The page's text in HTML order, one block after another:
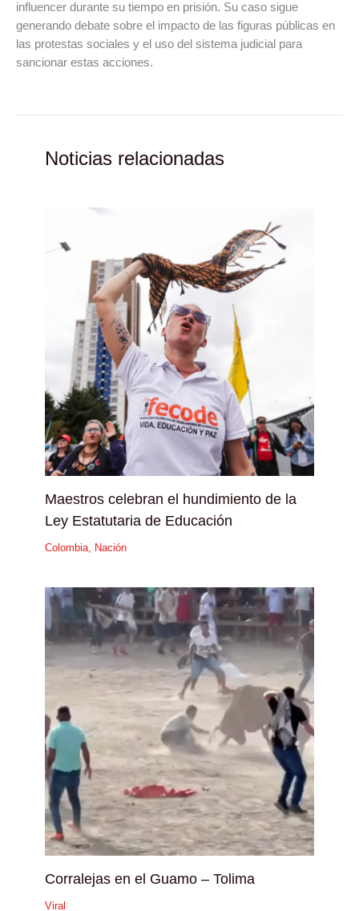
influencer durante su tiempo en prisión. Su caso sigue
generando debate sobre el impacto de las figuras públicas en
las protestas sociales y el uso del sistema judicial para
sancionar estas acciones.
Noticias relacionadas
Maestros celebran el hundimiento de la
Ley Estatutaria de Educación
Colombia Nación
Corralejas en el Guamo – Tolima
Viral